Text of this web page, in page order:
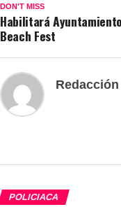
DON'T MISS
Habilitará
Beach Fest
Redacción
POLICIACA